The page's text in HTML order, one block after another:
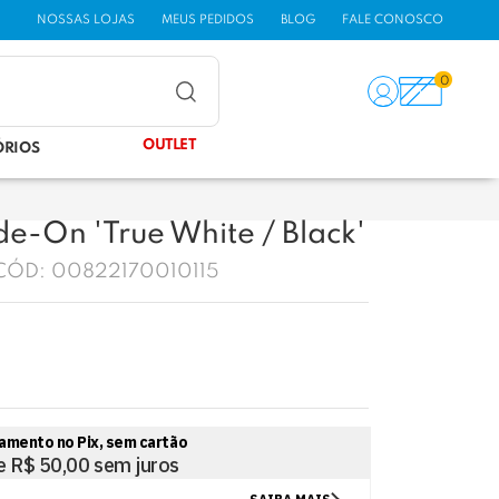
NOSSAS LOJAS MEUS PEDIDOS BLOG FALE CONOSCO
0
OUTLET
On 'True White / Black'
00822170010115